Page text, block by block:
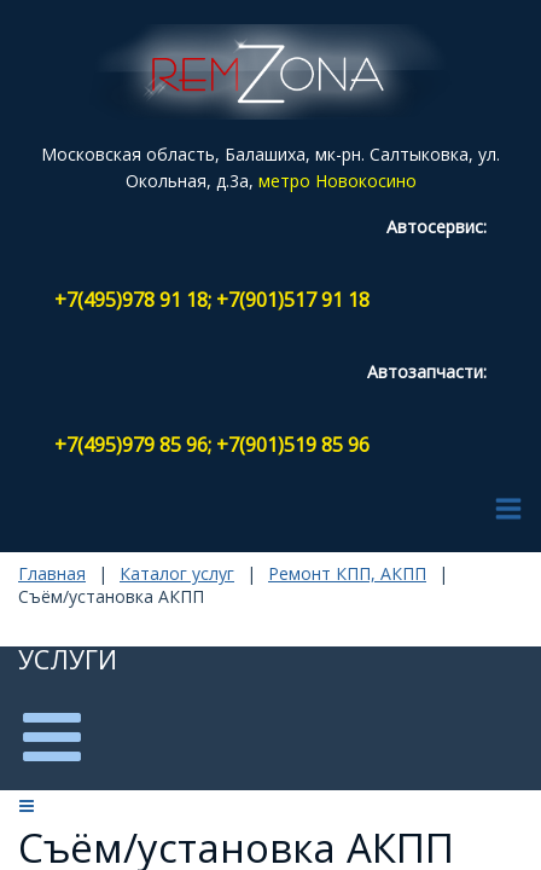
Московская область, Балашиха, мк-рн. Салтыковка, ул.
Окольная, д.3а, метро Новокосино
Автосервис:
+7(495)978 91 18; +7(901)517 91 18
Автозапчасти:
+7(495)979 85 96; +7(901)519 85 96
Главная | Каталог услуг | Ремонт КПП, АКПП
|
Съём/установка АКПП
УСЛУГИ
Съём/установка АКПП